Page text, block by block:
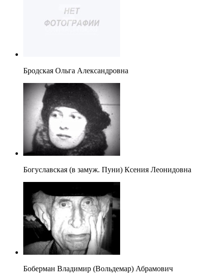
Бродская Ольга Александровна
Богуславская (в замуж. Пуни) Ксения Леонидовна
Боберман Владимир (Вольдемар) Абрамович